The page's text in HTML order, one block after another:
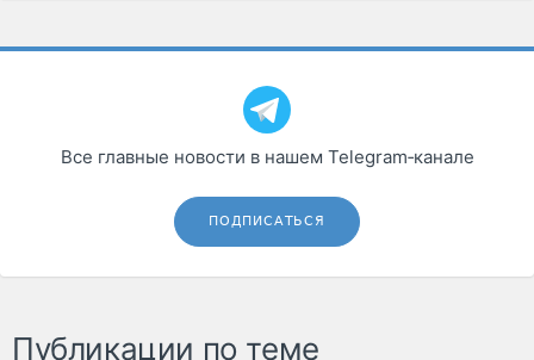
Все главные новости в нашем Telegram‑канале
ПОДПИСАТЬСЯ
Публикации по теме